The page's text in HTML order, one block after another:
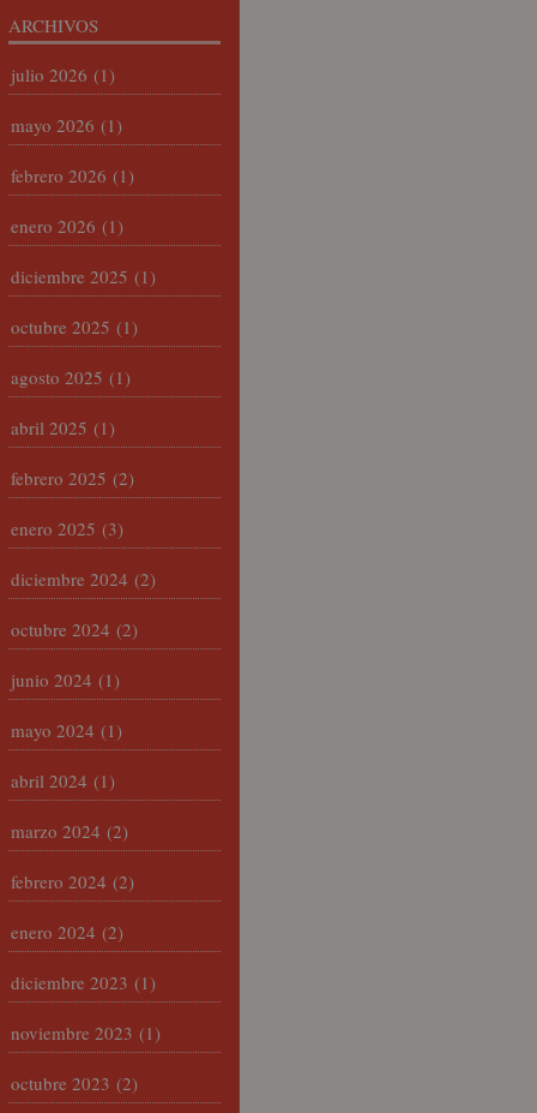
ARCHIVOS
julio 2026 (1)
mayo 2026 (1)
febrero 2026 (1)
enero 2026 (1)
diciembre 2025 (1)
octubre 2025 (1)
agosto 2025 (1)
abril 2025 (1)
febrero 2025 (2)
enero 2025 (3)
diciembre 2024 (2)
octubre 2024 (2)
junio 2024 (1)
mayo 2024 (1)
abril 2024 (1)
marzo 2024 (2)
febrero 2024 (2)
enero 2024 (2)
diciembre 2023 (1)
noviembre 2023 (1)
octubre 2023 (2)